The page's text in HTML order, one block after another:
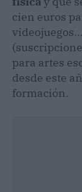
cien euros
para artes
desde este
formación.